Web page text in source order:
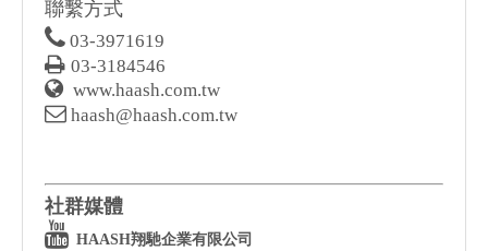
聯繫方式
 03-3971619
 03-3184546
 www.haash.com.tw
 haash@haash.com.tw
社群媒體
 HAASH翔馳企業有限公司